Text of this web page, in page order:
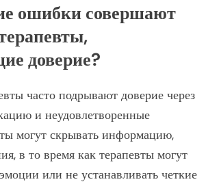
ошибки совершают
доверие?
часто подрывают доверие через
и неудовлетворенные
могут скрывать информацию,
в то время как терапевты могут
или не устанавливать четкие